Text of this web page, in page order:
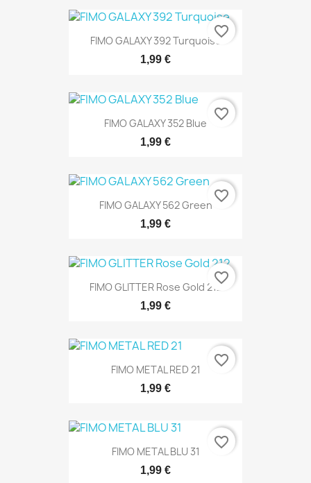
FIMO GALAXY 392 Turquoise
1,99 €
favorite_border
FIMO GALAXY 352 Blue
1,99 €
favorite_border
FIMO GALAXY 562 Green
1,99 €
favorite_border
FIMO GLITTER Rose Gold 212
1,99 €
favorite_border
FIMO METAL RED 21
1,99 €
favorite_border
FIMO METAL BLU 31
1,99 €
favorite_border